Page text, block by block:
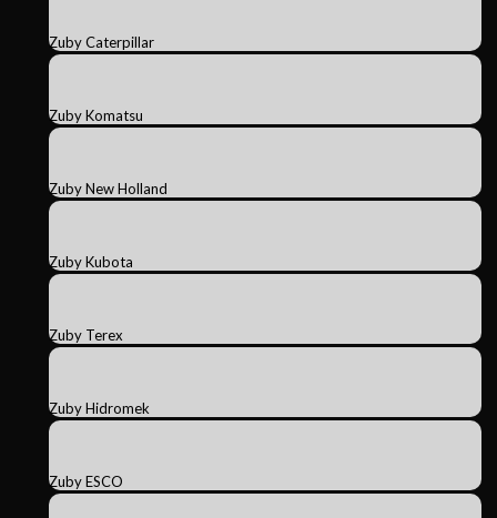
Zuby Caterpillar
Zuby Komatsu
Zuby New Holland
Zuby Kubota
Zuby Terex
Zuby Hidromek
Zuby ESCO